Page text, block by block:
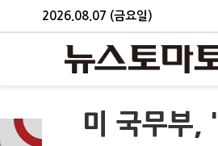
2026.08.07 (금요일)
미 국무부,